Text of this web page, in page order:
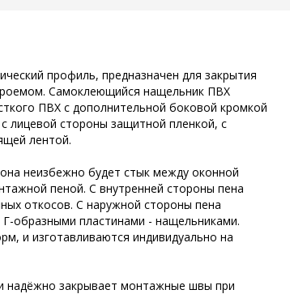
профиль, предназначен для закрытия
Самоклеющийся нащельник ПВХ
ПВХ с дополнительной боковой кромкой
лицевой стороны защитной пленкой, с
лентой.
неизбежно будет стык между оконной
пеной. С внутренней стороны пена
откосов. С наружной стороны пена
образными пластинами - нащельниками.
и изготавливаются индивидуально на
надёжно закрывает монтажные швы при